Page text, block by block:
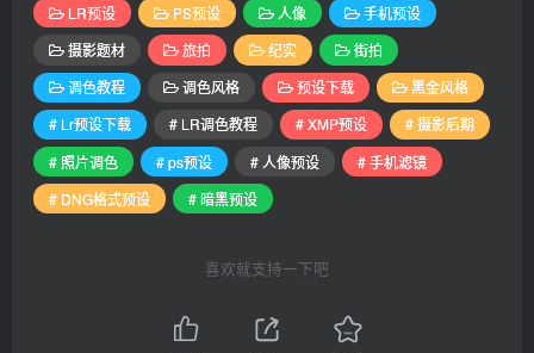
LR预设 PS预设 人像
手机预设
摄影题材
旅拍 纪实
街拍
调色教程
调色风格 预设下载
黑金风格
# Lr预设下载
# LR调色教程 # XMP预设
# 摄影后期
# 照片调色
# ps预设 # 人像预设
# 手机滤镜
# DNG格式预设
# 暗黑预设
喜欢就支持一下吧